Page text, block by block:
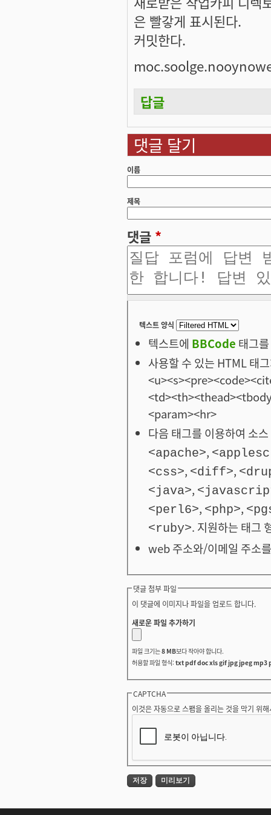
은 빨갛게 표시된다.
커밋한다.
답글
댓글 달기
이름
제목
댓글 *
텍스트 양식
텍스트에 BBCode 태그
사용할 수 있는 HTML
<param><hr>
다음 태그를 이용하여 소
<apache>,
<css>, <diff>,
<java>,
<perl6>, <php>,
<ruby>. 지원하는 태그
web 주소와/이메일 주소
댓글 첨부 파일
이 댓글에 이미지나 파일을 업로드 합니다.
새로운 파일 추가하기
파일 크기는8 MB보다 작아야 합니다.
허용할 파일 형식: txt pdf doc xls gif jpg jpeg mp3
CAPTCHA
이것은 자동으로 스팸을 올리는 것을 막기 위